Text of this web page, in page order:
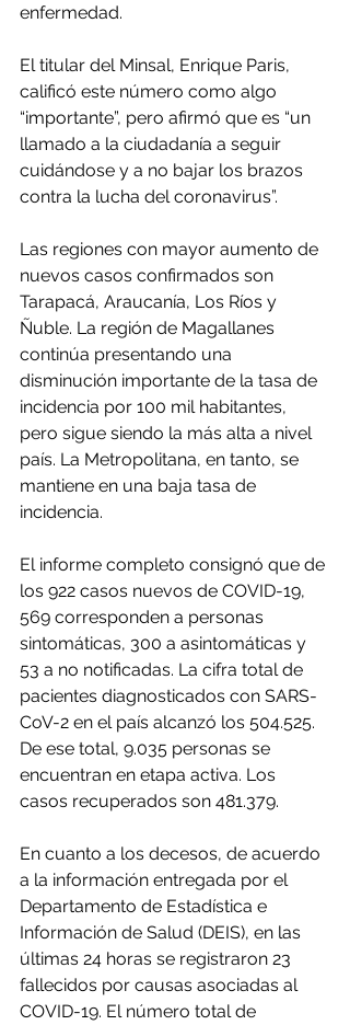
enfermedad.
El titular del Minsal, Enrique Paris,
calificó este número como algo
“importante”, pero afirmó que es “un
llamado a la ciudadanía a seguir
cuidándose y a no bajar los brazos
contra la lucha del coronavirus”.
Las regiones con mayor aumento de
nuevos casos confirmados son
Tarapacá, Araucanía, Los Ríos y
Ñuble. La región de Magallanes
continúa presentando una
disminución importante de la tasa de
incidencia por 100 mil habitantes,
pero sigue siendo la más alta a nivel
país. La Metropolitana, en tanto, se
mantiene en una baja tasa de
incidencia.
El informe completo consignó que de
los 922 casos nuevos de COVID-19,
569 corresponden a personas
sintomáticas, 300 a asintomáticas y
53 a no notificadas. La cifra total de
pacientes diagnosticados con SARS-
CoV-2 en el país alcanzó los 504.525.
De ese total, 9.035 personas se
encuentran en etapa activa. Los
casos recuperados son 481.379.
En cuanto a los decesos, de acuerdo
a la información entregada por el
Departamento de Estadística e
Información de Salud (DEIS), en las
últimas 24 horas se registraron 23
fallecidos por causas asociadas al
COVID-19. El número total de